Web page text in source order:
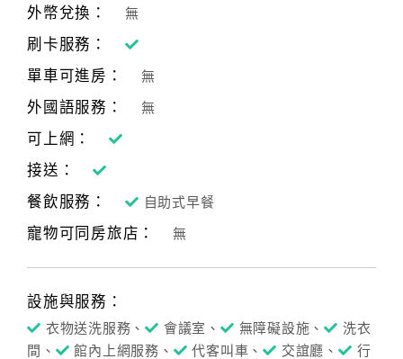
Line
上
客
服
紅
利
查
詢
房
Q&A
外幣兌換： 無
刷卡服務：
單車可進房：
無
外國語服務： 無
可上網：
接送：
餐飲服務：
自助式早餐
寵物可同房旅店： 無
設施與服務：
衣物送洗服務、 會議室、 無障礙設施、
洗衣
間、
館內上網服務、 代客叫車、 交誼廳、
行